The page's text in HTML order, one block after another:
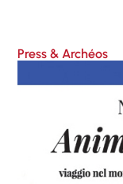
Press & Archéos